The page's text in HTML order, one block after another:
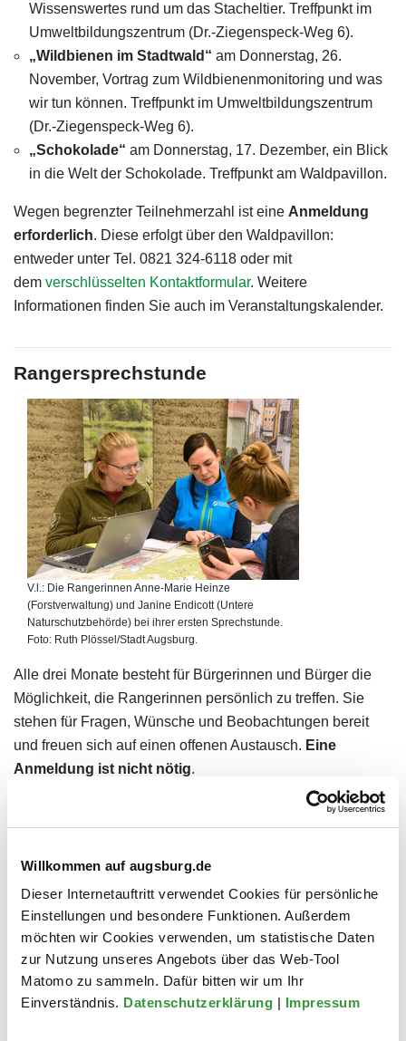
Willkommen auf augsburg.de
Dieser Internetauftritt verwendet Cookies für persönliche
Einstellungen und besondere Funktionen. Außerdem
möchten wir Cookies verwenden, um statistische Daten
zur Nutzung unseres Angebots über das Web-Tool
Matomo zu sammeln. Dafür bitten wir um Ihr
Einverständnis. Datenschutzerklärung | Impressum
Wissenswertes rund um das Stacheltier. Treffpunkt im
Umweltbildungszentrum (Dr.-Ziegenspeck-Weg 6).
„Wildbienen im Stadtwald“ am Donnerstag, 26.
November, Vortrag zum Wildbienenmonitoring und was
wir tun können. Treffpunkt im Umweltbildungszentrum
(Dr.-Ziegenspeck-Weg 6).
„Schokolade“ am Donnerstag, 17. Dezember, ein Blick
in die Welt der Schokolade. Treffpunkt am Waldpavillon.
Wegen begrenzter Teilnehmerzahl ist eine Anmeldung
erforderlich. Diese erfolgt über den Waldpavillon:
entweder unter Tel. 0821 324-6118 oder mit
dem verschlüsselten Kontaktformular. Weitere
Informationen finden Sie auch im Veranstaltungskalender.
Rangersprechstunde
V.l.: Die Rangerinnen Anne-Marie Heinze
(Forstverwaltung) und Janine Endicott (Untere
Naturschutzbehörde) bei ihrer ersten Sprechstunde.
Foto: Ruth Plössel/Stadt Augsburg.
Alle drei Monate besteht für Bürgerinnen und Bürger die
Möglichkeit, die Rangerinnen persönlich zu treffen. Sie
stehen für Fragen, Wünsche und Beobachtungen bereit
und freuen sich auf einen offenen Austausch. Eine
Anmeldung ist nicht nötig.
Donnerstag, 7. Mai 2026: 16 bis 17:30 Uhr im
Waldpavillon (im Rahmen von Augsburg Open)
Augsburg (zum Tag der Artenvielfalt)
Samstag, 11. Juli 2026: 18 bis 23 Uhr im Botanischen
Garten (im Rahmen der Langen Nacht der Natur)
Kontakt